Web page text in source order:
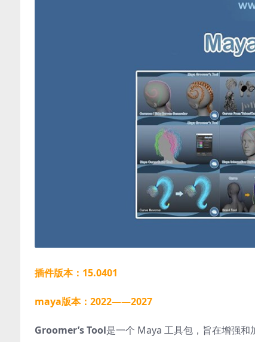
插件版本：15.0401
maya版本：2022——2027
Groomer’s Tool是一个 Maya 工具包，旨在增强和